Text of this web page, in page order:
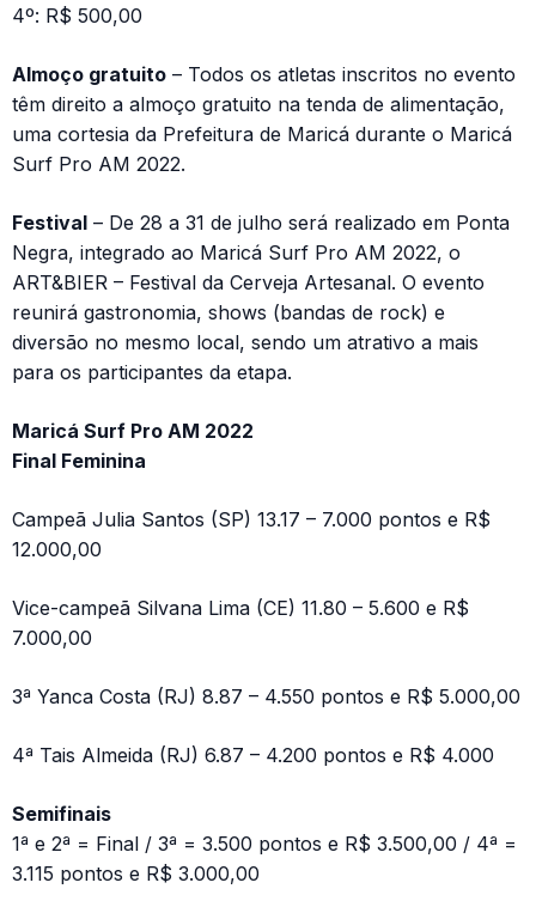
4º: R$ 500,00
Almoço gratuito – Todos os atletas inscritos no evento
têm direito a almoço gratuito na tenda de alimentação,
uma cortesia da Prefeitura de Maricá durante o Maricá
Surf Pro AM 2022.
Festival – De 28 a 31 de julho será realizado em Ponta
Negra, integrado ao Maricá Surf Pro AM 2022, o
ART&BIER – Festival da Cerveja Artesanal. O evento
reunirá gastronomia, shows (bandas de rock) e
diversão no mesmo local, sendo um atrativo a mais
para os participantes da etapa.
Maricá Surf Pro AM 2022
Final Feminina
Campeã Julia Santos (SP) 13.17 – 7.000 pontos e R$
12.000,00
Vice-campeã Silvana Lima (CE) 11.80 – 5.600 e R$
7.000,00
3ª Yanca Costa (RJ) 8.87 – 4.550 pontos e R$ 5.000,00
4ª Tais Almeida (RJ) 6.87 – 4.200 pontos e R$ 4.000
Semifinais
1ª e 2ª = Final / 3ª = 3.500 pontos e R$ 3.500,00 / 4ª =
3.115 pontos e R$ 3.000,00